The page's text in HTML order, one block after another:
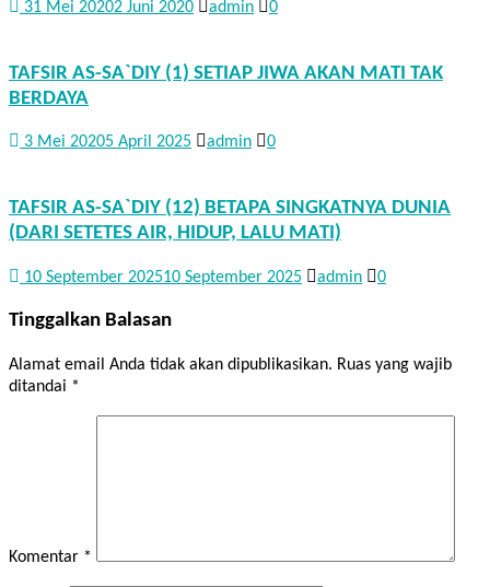
31 Mei 20202 Juni 2020 admin 0
TAFSIR AS-SA`DIY (1) SETIAP JIWA AKAN MATI TAK
BERDAYA
3 Mei 20205 April 2025 admin 0
TAFSIR AS-SA`DIY (12) BETAPA SINGKATNYA DUNIA
(DARI SETETES AIR, HIDUP, LALU MATI)
10 September 202510 September 2025 admin 0
Tinggalkan Balasan
Alamat email Anda tidak akan dipublikasikan. Ruas yang wajib
ditandai *
Komentar *